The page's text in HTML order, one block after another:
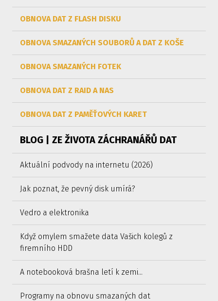
OBNOVA DAT Z FLASH DISKU
OBNOVA SMAZANÝCH SOUBORŮ A DAT Z KOŠE
OBNOVA SMAZANÝCH FOTEK
OBNOVA DAT Z RAID A NAS
OBNOVA DAT Z PAMĚŤOVÝCH KARET
BLOG | ZE ŽIVOTA ZÁCHRANÁŘŮ DAT
Aktuální podvody na internetu (2026)
Jak poznat, že pevný disk umírá?
Vedro a elektronika
Když omylem smažete data Vašich kolegů z
firemního HDD
A notebooková brašna letí k zemi...
Programy na obnovu smazaných dat